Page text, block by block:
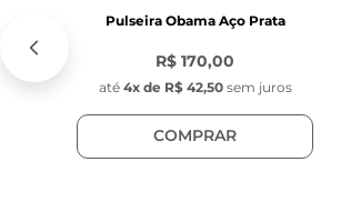
Pulseira Obama Aço Prata
R$ 170,00
até 4x de R$ 42,50 sem juros
COMPRAR